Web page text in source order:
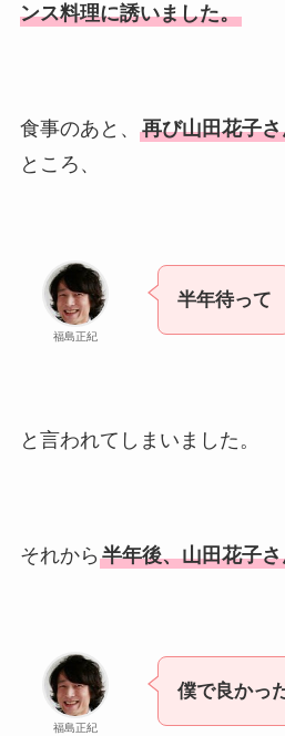
ンス料理に誘いました。
食事のあと、 再び山田花子
ところ、
福島正紀
半年待って
と言われてしまいました。
それから 半年後、山田花子
福島正紀
僕で良かっ